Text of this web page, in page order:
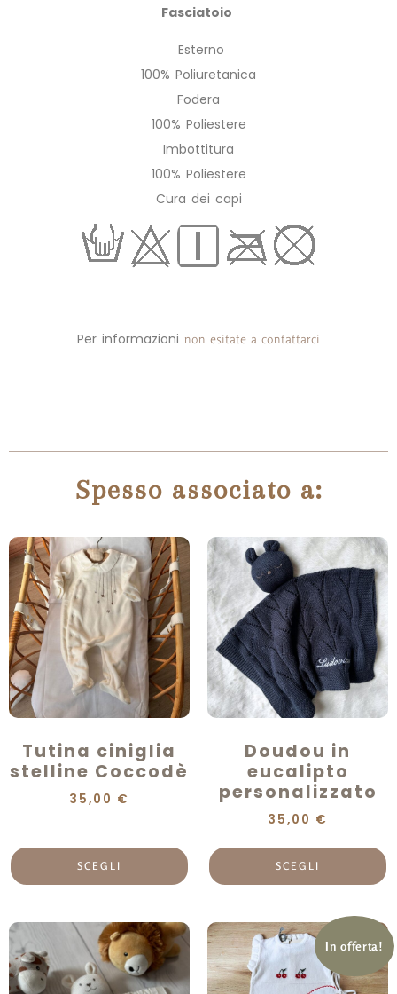
Fasciatoio
Esterno
100% Poliuretanica
Fodera
100% Poliestere
Imbottitura
100% Poliestere
Cura dei capi
Per informazioni non esitate a contattarci
Spesso associato a:
Tutina ciniglia
stelline Coccodè
35,00 €
SCEGLI
Doudou in
eucalipto
personalizzato
35,00 €
SCEGLI
In offerta!